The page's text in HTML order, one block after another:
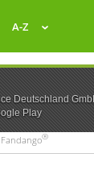
Deutschland
Play
A-Z
®